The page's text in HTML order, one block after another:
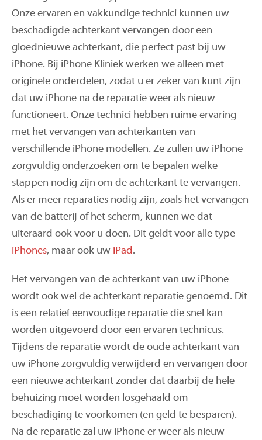
Onze ervaren en vakkundige technici kunnen uw
beschadigde achterkant vervangen door een
gloednieuwe achterkant, die perfect past bij uw
iPhone. Bij iPhone Kliniek werken we alleen met
originele onderdelen, zodat u er zeker van kunt zijn
dat uw iPhone na de reparatie weer als nieuw
functioneert. Onze technici hebben ruime ervaring
met het vervangen van achterkanten van
verschillende iPhone modellen. Ze zullen uw iPhone
zorgvuldig onderzoeken om te bepalen welke
stappen nodig zijn om de achterkant te vervangen.
Als er meer reparaties nodig zijn, zoals het vervangen
van de batterij of het scherm, kunnen we dat
uiteraard ook voor u doen. Dit geldt voor alle type
iPhones, maar ook uw iPad.
Het vervangen van de achterkant van uw iPhone
wordt ook wel de achterkant reparatie genoemd. Dit
is een relatief eenvoudige reparatie die snel kan
worden uitgevoerd door een ervaren technicus.
Tijdens de reparatie wordt de oude achterkant van
uw iPhone zorgvuldig verwijderd en vervangen door
een nieuwe achterkant zonder dat daarbij de hele
behuizing moet worden losgehaald om
beschadiging te voorkomen (en geld te besparen).
Na de reparatie zal uw iPhone er weer als nieuw